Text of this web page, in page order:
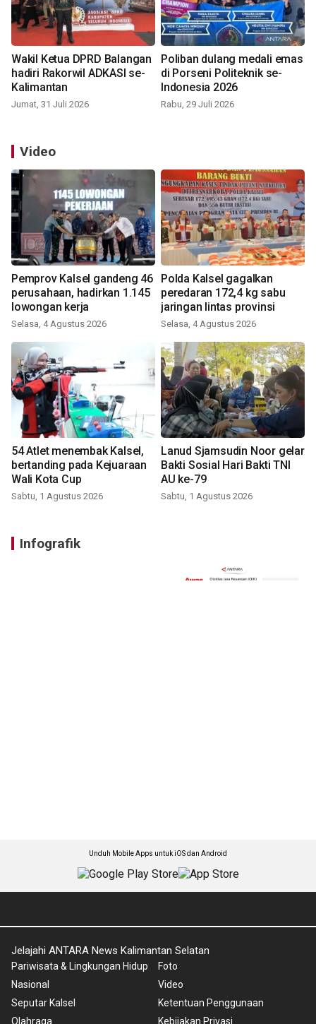
Wakil Ketua DPRD Balangan
hadiri Rakorwil ADKASI se-
Kalimantan
Jumat, 31 Juli 2026
Poliban dulang medali emas
di Porseni Politeknik se-
Indonesia 2026
Rabu, 29 Juli 2026
Video
Pemprov Kalsel gandeng 46
perusahaan, hadirkan 1.145
lowongan kerja
Selasa, 4 Agustus 2026
Polda Kalsel gagalkan
peredaran 172,4 kg sabu
jaringan lintas provinsi
Selasa, 4 Agustus 2026
54 Atlet menembak Kalsel,
bertanding pada Kejuaraan
Wali Kota Cup
Sabtu, 1 Agustus 2026
Lanud Sjamsudin Noor gelar
Bakti Sosial Hari Bakti TNI
AU ke-79
Sabtu, 1 Agustus 2026
Infografik
Unduh Mobile Apps untuk iOS dan Android
Jelajahi ANTARA News Kalimantan Selatan
Pariwisata & Lingkungan Hidup
Nasional
Seputar Kalsel
Olahraga
Foto
Video
Ketentuan Penggunaan
Kebijakan Privasi